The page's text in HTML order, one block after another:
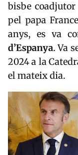
bisbe
pel papa
anys, es va
d’Espanya. Va
2024 a la
el mateix dia.